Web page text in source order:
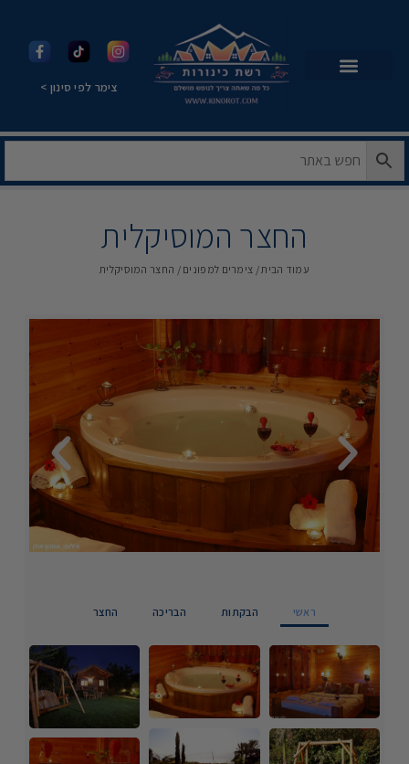
צימר לפי סינון >
החצר המוסיקלית
עמוד הבית/ צימרים למפונים / החצר המוסיקלית
ראשי הבקתות הבריכה החצר